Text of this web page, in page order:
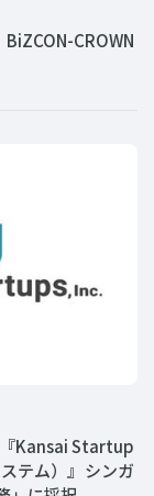
CROWN
Kansai Startup
テム）』シンガ